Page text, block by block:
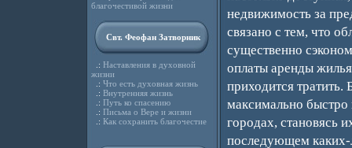
благочестивой жизни
Свт. Феофан Затворник
.: Наставления в духовной
жизни
.: Что есть духовная жизнь
.: Внутренняя жизнь
.: Путь ко спасению
.: Письма о Вере и жизни
.: Как сохранить благочестие
недвижимость за
связано с тем, что
существенно
оплаты аренды
приходится
максимально быстро
городах, становясь
последующем каких-